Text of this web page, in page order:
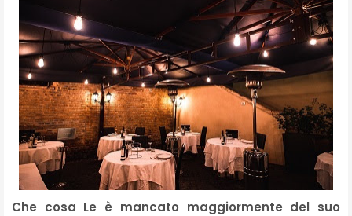
Che cosa Le è mancato maggiormente del suo